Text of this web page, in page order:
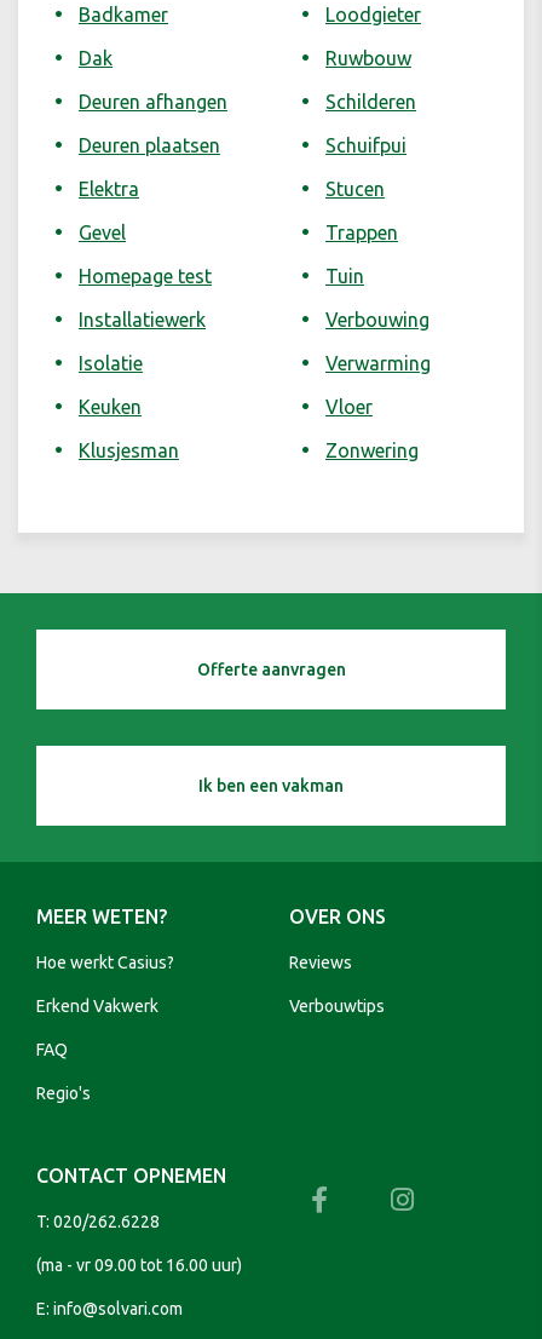
Badkamer
Dak
Deuren afhangen
Deuren plaatsen
Elektra
Gevel
Homepage test
Installatiewerk
Isolatie
Keuken
Klusjesman
Loodgieter
Ruwbouw
Schilderen
Schuifpui
Stucen
Trappen
Tuin
Verbouwing
Verwarming
Vloer
Zonwering
Offerte aanvragen
Ik ben een vakman
MEER WETEN?
Hoe werkt Casius?
Erkend Vakwerk
FAQ
Regio's
OVER ONS
Reviews
Verbouwtips
CONTACT OPNEMEN
T: 020/262.6228
(ma - vr 09.00 tot 16.00 uur)
E: info@solvari.com